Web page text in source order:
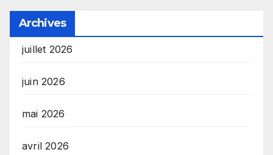
Archives
juillet 2026
juin 2026
mai 2026
avril 2026